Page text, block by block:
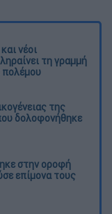
νέοι
τη γραμμή
πολέμου
της
δολοφονήθηκε
στην οροφή
επίμονα τους